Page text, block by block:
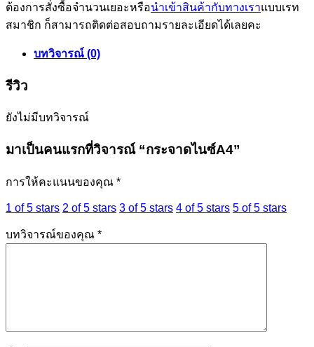
ต้องการสั่งซื้อจำนวนเยอะหรือนำเข้าสินค้ากับทางเราแบบเรท
สมาชิก ก็สามารถติดต่อสอบถามรายละเอียดได้เลยคะ
บทวิจารณ์ (0)
รีวิว
ยังไม่มีบทวิจารณ์
มาเป็นคนแรกที่วิจารณ์ “กระจาดไนซ์A4”
การให้คะแนนของคุณ *
1 of 5 stars 2 of 5 stars 3 of 5 stars 4 of 5 stars 5 of 5 stars
บทวิจารณ์ของคุณ *